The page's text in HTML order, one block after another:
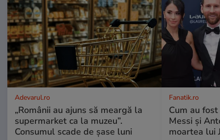
Adevarul.ro
„Românii au ajuns să meargă la
supermarket ca la muzeu”.
Consumul scade de șase luni
Fanatik.ro
Cum au
Messi și
moartea lui